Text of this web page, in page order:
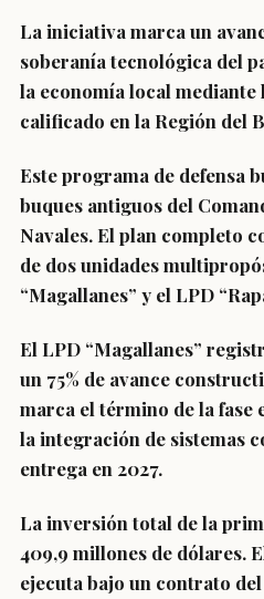
La iniciativa marca un
soberanía tecnológica del
la economía local mediante
calificado en la Región del
Este programa de defensa
buques antiguos del
Navales. El plan completo
de dos unidades
“Magallanes” y el LPD
El LPD “Magallanes”
un 75% de avance
marca el término de la
la integración de sistemas
entrega en 2027.
La inversión total de la
409,9 millones de dólares.
ejecuta bajo un contrato